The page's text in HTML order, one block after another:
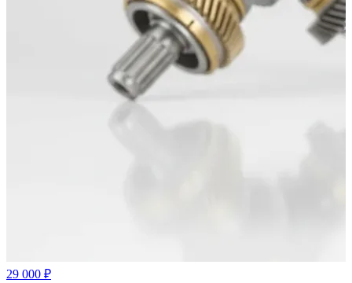
29 000 ₽